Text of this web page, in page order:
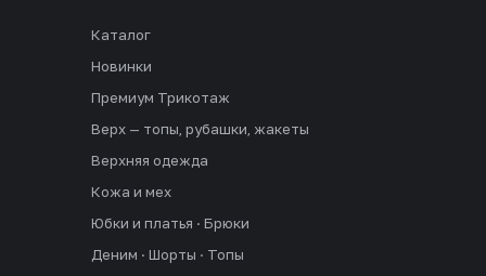
Каталог
Новинки
Премиум Трикотаж
Верх — топы, рубашки, жакеты
Верхняя одежда
Кожа и мех
Юбки и платья · Брюки
Деним · Шорты · Топы